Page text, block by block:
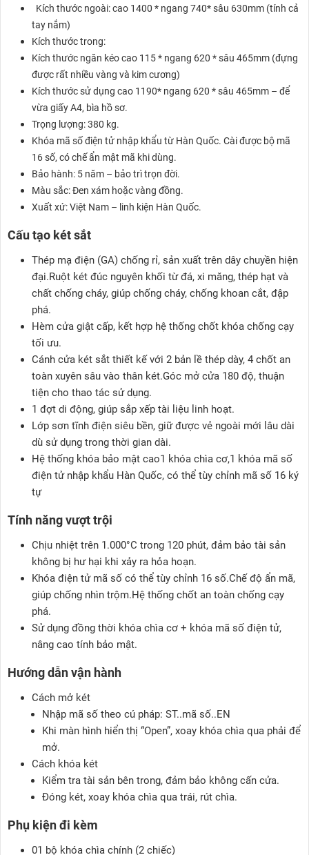
Kích thước ngoài: cao 1400 * ngang 740* sâu 630mm (tính cả
tay nắm)
Kích thước trong:
Kích thước ngăn kéo cao 115 * ngang 620 * sâu 465mm (đựng
được rất nhiều vàng và kim cương)
Kích thước sử dụng cao 1190* ngang 620 * sâu 465mm – để
vừa giấy A4, bìa hồ sơ.
Trọng lượng: 380 kg.
Khóa mã số điện tử nhập khẩu từ Hàn Quốc. Cài được bộ mã
16 số, có chế ẩn mật mã khi dùng.
Bảo hành: 5 năm – bảo trì trọn đời.
Màu sắc: Đen xám hoặc vàng đồng.
Xuất xứ: Việt Nam – linh kiện Hàn Quốc.
Cấu tạo két sắt
Thép mạ điện (GA) chống rỉ, sản xuất trên dây chuyền hiện
đại.Ruột két đúc nguyên khối từ đá, xi măng, thép hạt và
chất chống cháy, giúp chống cháy, chống khoan cắt, đập
phá.
Hèm cửa giật cấp, kết hợp hệ thống chốt khóa chống cạy
tối ưu.
Cánh cửa két sắt thiết kế với 2 bản lề thép dày, 4 chốt an
toàn xuyên sâu vào thân két.Góc mở cửa 180 độ, thuận
tiện cho thao tác sử dụng.
1 đợt di động, giúp sắp xếp tài liệu linh hoạt.
Lớp sơn tĩnh điện siêu bền, giữ được vẻ ngoài mới lâu dài
dù sử dụng trong thời gian dài.
Hệ thống khóa bảo mật cao1 khóa chìa cơ,1 khóa mã số
điện tử nhập khẩu Hàn Quốc, có thể tùy chỉnh mã số 16 ký
tự
Tính năng vượt trội
Chịu nhiệt trên 1.000°C trong 120 phút, đảm bảo tài sản
không bị hư hại khi xảy ra hỏa hoạn.
Khóa điện tử mã số có thể tùy chỉnh 16 số.Chế độ ẩn mã,
giúp chống nhìn trộm.Hệ thống chốt an toàn chống cạy
phá.
Sử dụng đồng thời khóa chìa cơ + khóa mã số điện tử,
nâng cao tính bảo mật.
Hướng dẫn vận hành
Cách mở két
Nhập mã số theo cú pháp: ST..mã số..EN
Khi màn hình hiển thị “Open”, xoay khóa chìa qua phải để
mở.
Cách khóa két
Kiểm tra tài sản bên trong, đảm bảo không cấn cửa.
Đóng két, xoay khóa chìa qua trái, rút chìa.
Phụ kiện đi kèm
01 bộ khóa chìa chính (2 chiếc)